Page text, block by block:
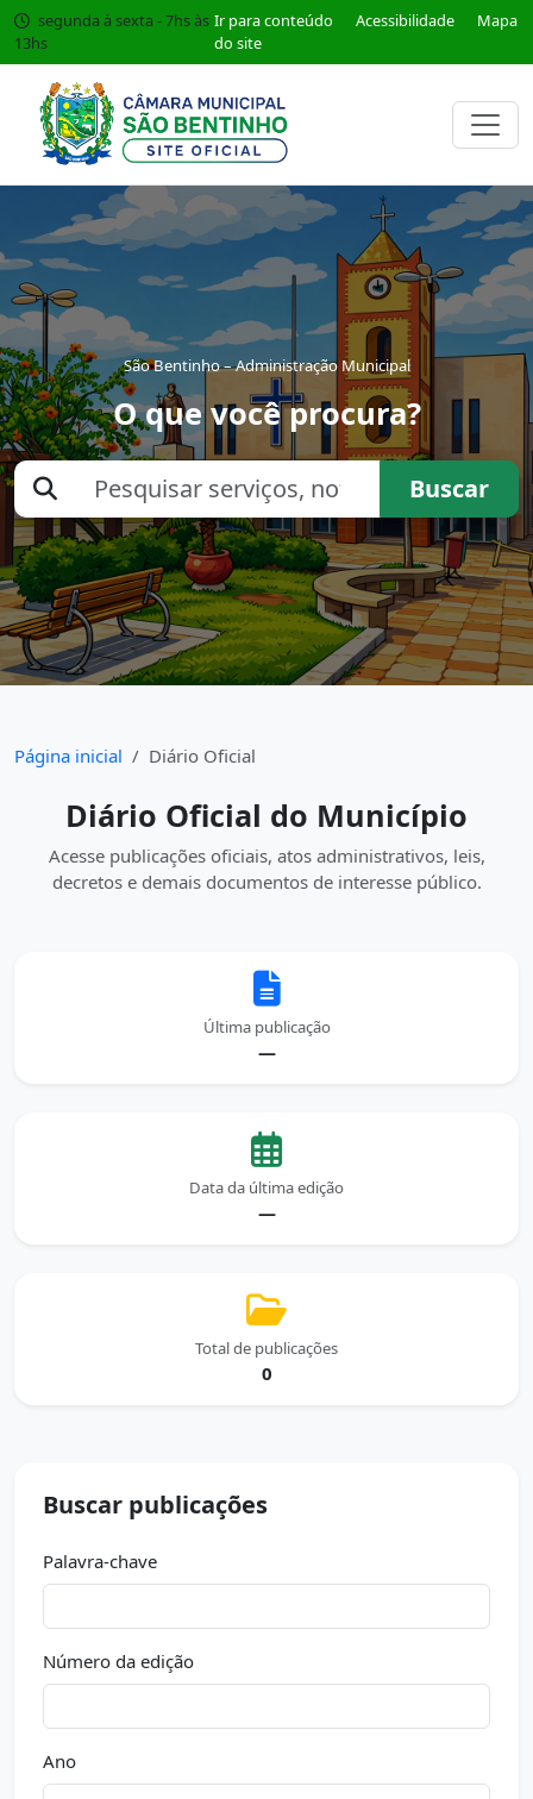
segunda à sexta - 7hs às
13hs
Ir para conteúdo Acessibilidade
Mapa
do site
São Bentinho – Administração Municipal
O que você procura?
Buscar
Página inicial Diário Oficial
Diário Oficial do Município
Acesse publicações oficiais, atos administrativos, leis,
decretos e demais documentos de interesse público.
Última publicação
—
Data da última edição
—
Total de publicações
0
Buscar publicações
Palavra-chave
Número da edição
Ano